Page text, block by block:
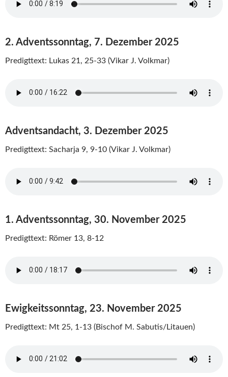
2. Adventssonntag, 7. Dezember 2025
Predigttext: Lukas 21, 25-33 (Vikar J. Volkmar)
Adventsandacht, 3. Dezember 2025
Predigttext: Sacharja 9, 9-10 (Vikar J. Volkmar)
1. Adventssonntag, 30. November 2025
Predigttext: Römer 13, 8-12
Ewigkeitssonntag, 23. November 2025
Predigttext: Mt 25, 1-13 (Bischof M. Sabutis/Litauen)